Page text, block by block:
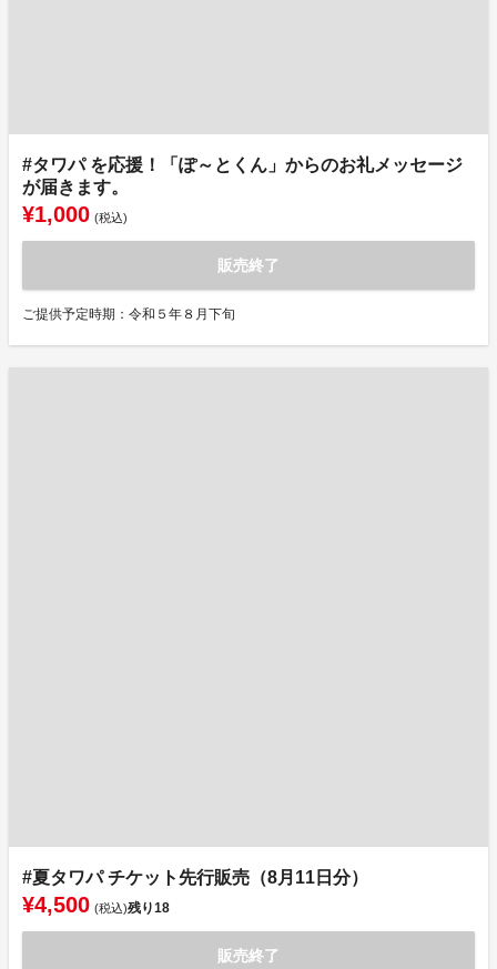
#タワパ を応援！「ぽ～とくん」からのお礼メッセージ
が届きます。
¥1,000 (税込)
販売終了
ご提供予定時期：令和５年８月下旬
#夏タワパ チケット先行販売（8月11日分）
¥4,500 (税込)残り18
販売終了